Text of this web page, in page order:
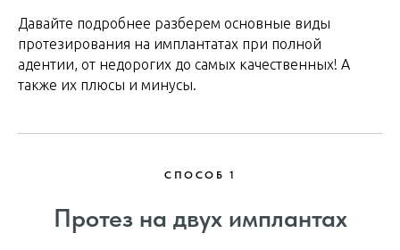
Давайте подробнее разберем основные виды
протезирования на имплантатах при полной
адентии, от недорогих до самых качественных! А
также их плюсы и минусы.
СПОСОБ 1
Протез на двух имплантах